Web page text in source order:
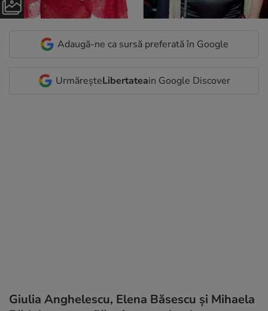
Adaugă-ne ca sursă preferată în Google
UrmăreșteLibertateain Google Discover
Giulia Anghelescu, Elena Băsescu și Mihaela